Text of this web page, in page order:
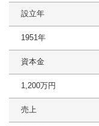
設立年
1951年
資本金
1,200万円
売上